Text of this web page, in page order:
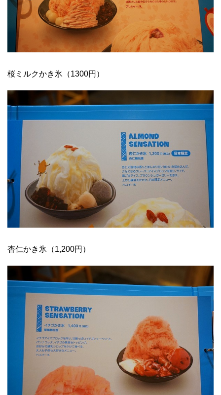
桜ミルクかき氷（1300円）
杏仁かき氷（1,200円）